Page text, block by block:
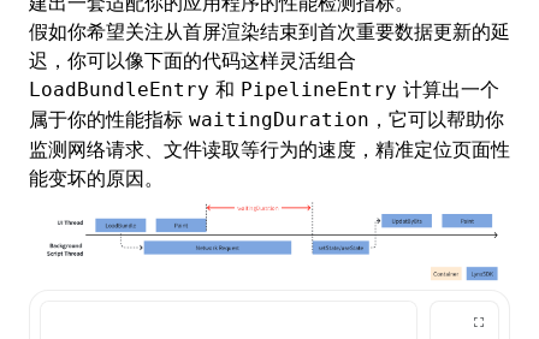
假如你希望关注从首屏渲染结束到首次重要数据更新的延
迟，你可以像下面的代码这样灵活组合
LoadBundleEntry 和 PipelineEntry 计算出一个
属于你的性能指标 waitingDuration ，它可以帮助你
监测网络请求、文件读取等行为的速度，精准定位页面性
能变坏的原因。